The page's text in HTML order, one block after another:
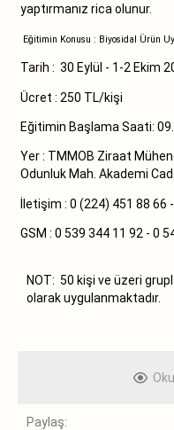
yaptırmanız rica olunur.
Eğitimin Konusu : Biyosidal Ürün
Tarih : 30 Eylül - 1-2 Ekim
Ücret : 250 TL/kişi
Eğitimin Başlama Saati:
Yer : TMMOB Ziraat
Odunluk Mah. Akademi
İletişim : 0 (224) 451 88 66
GSM : 0 539 344 11 92 - 0
NOT: 50 kişi ve üzeri
olarak uygulanmaktadır.
Paylaş: